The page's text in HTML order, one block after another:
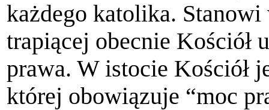
każdego katolika.
trapiącej obecnie Kościół
prawa. W istocie Kościół
której obowiązuje “moc